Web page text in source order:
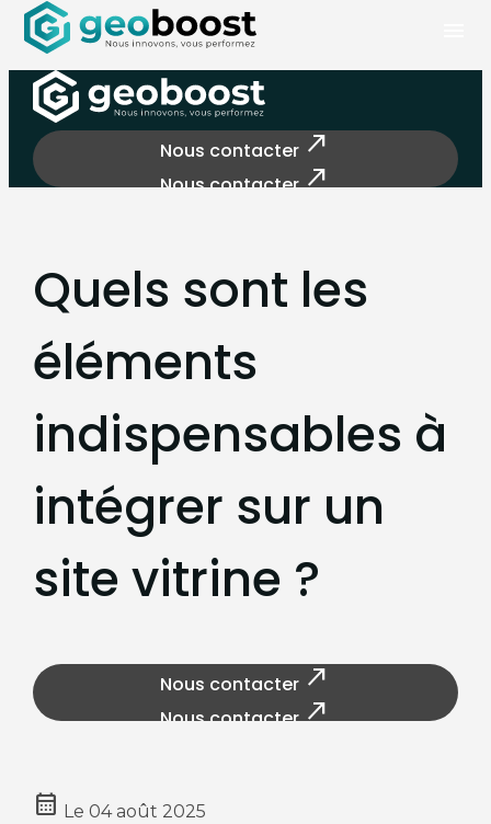
Nous contacter north_east
Nous contacternorth_east
Quels sont les
éléments
indispensables à
intégrer sur un
site vitrine ?
Nous contacter north_east
Nous contacternorth_east
calendar_month Le 04 août 2025
Panneau de gestion des cookies